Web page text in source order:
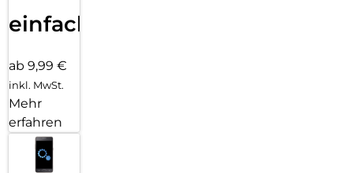
einfach
ab 9,99 €
inkl. MwSt.
Mehr
erfahren